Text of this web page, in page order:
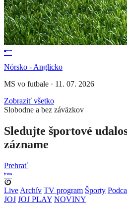
Nórsko - Anglicko
MS vo futbale · 11. 07. 2026
Zobraziť všetko
Slobodne a bez záväzkov
Sledujte športové
zázname
Prehrať
Live Archív TV program Športy
JOJ JOJ PLAY NOVINY